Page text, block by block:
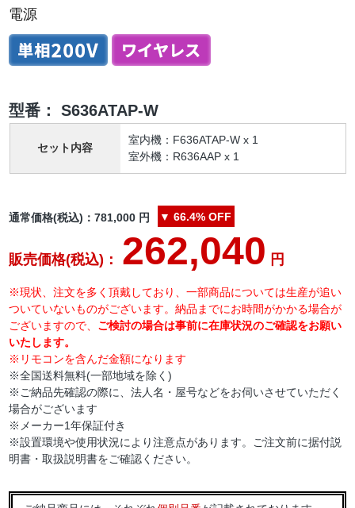
電源
型番： S636ATAP-W
セット内容
室内機：F636ATAP-W x 1
室外機：R636AAP x 1
通常価格(税込)：781,000 円 ▼ 66.4% OFF
販売価格(税込)： 262,040 円
※現状、注文を多く頂戴しており、一部商品については生産が追い
ついていないものがございます。納品までにお時間がかかる場合が
ございますので、 ご検討の場合は事前に在庫状況のご確認をお願い
いたします。
※リモコンを含んだ金額になります
※全国送料無料(一部地域を除く)
※ご納品先確認の際に、法人名・屋号などをお伺いさせていただく
場合がございます
※メーカー1年保証付き
※設置環境や使用状況により注意点があります。ご注文前に据付説
明書・取扱説明書をご確認ください。